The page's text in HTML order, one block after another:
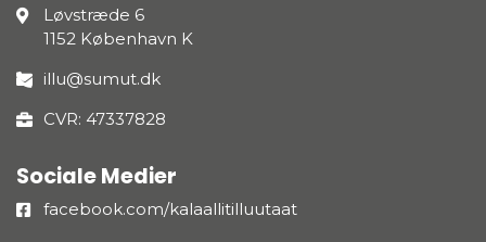
Løvstræde 6
1152 København K
illu@sumut.dk
CVR: 47337828
Sociale Medier
facebook.com/kalaallitilluutaat